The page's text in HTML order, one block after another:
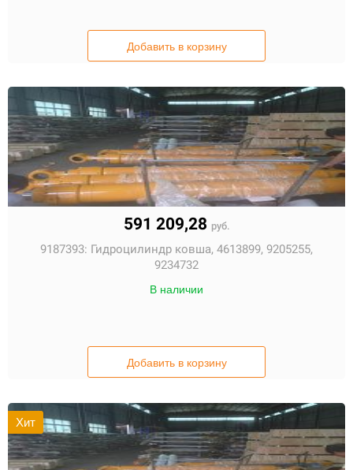
Добавить в корзину
591 209,28 руб.
9187393: Гидроцилиндр ковша, 4613899, 9205255,
9234732
В наличии
Добавить в корзину
Хит